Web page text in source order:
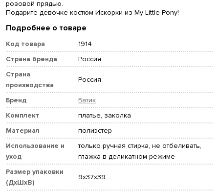
розовой прядью.
Подарите девочке костюм Искорки из My Little Pony!
Подробнее о товаре
Код товара
1914
Страна бренда
Россия
Страна
производства
Россия
Бренд
Батик
Комплект
платье, заколка
Материал
полиэстер
Использование и
уход
только ручная стирка, не отбеливать,
глажка в деликатном режиме
Размер упаковки
(ДхШхВ)
9x37x39